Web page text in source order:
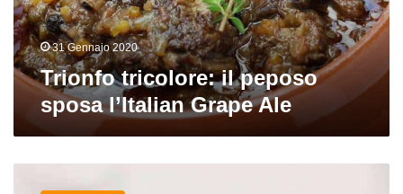
Ale
31 Gennaio 2020
Trionfo tricolore: il peposo
sposa l’Italian Grape Ale